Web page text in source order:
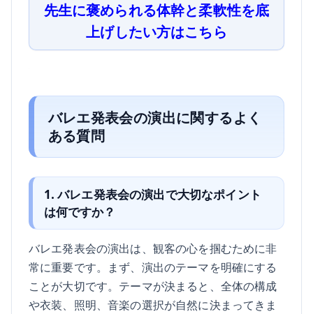
先生に褒められる体幹と柔軟性を底
上げしたい方はこちら
バレエ発表会の演出に関するよく
ある質問
1. バレエ発表会の演出で大切なポイント
は何ですか？
バレエ発表会の演出は、観客の心を掴むために非
常に重要です。まず、演出のテーマを明確にする
ことが大切です。テーマが決まると、全体の構成
や衣装、照明、音楽の選択が自然に決まってきま